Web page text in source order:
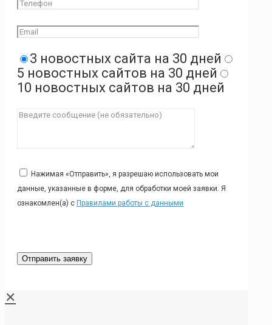
3 новостных сайта на 30 дней
5 новостных сайтов на 30 дней
10 новостных сайтов на 30 дней
Нажимая «Отправить», я разрешаю использовать мои
данные, указанные в форме, для обработки моей заявки. Я
ознакомлен(а) с Правилами работы с данными
✕